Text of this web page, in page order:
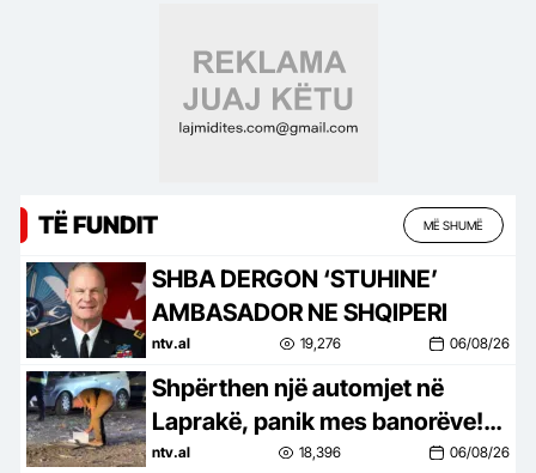
TË FUNDIT MË SHUMË
SHBA DERGON ‘STUHINE’
AMBASADOR NE SHQIPERI
ntv.al 19,276 06/08/26
Shpërthen një automjet në
Laprakë, panik mes banorëve!
Dyshohet se zjarri u shkaktua
ntv.al 18,396 06/08/26